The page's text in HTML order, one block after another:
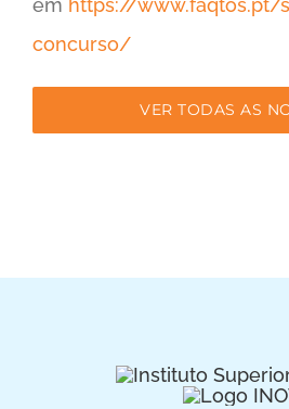
concurso/
VER TODAS AS